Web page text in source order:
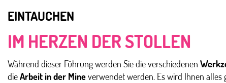
EINTAUCHEN
IM HERZEN DER STOLLEN
Während dieser Führung werden Sie die verschiedenen
dieArbeit in der Mineverwendet werden. Es wird Ihnen alles